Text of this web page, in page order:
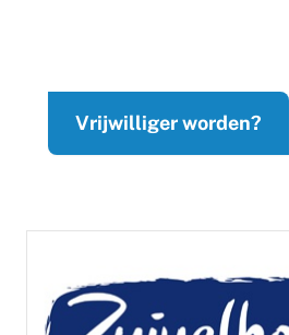
Vrijwilliger worden?